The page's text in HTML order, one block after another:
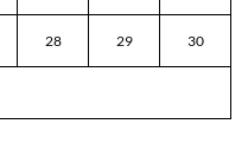
28 29 30